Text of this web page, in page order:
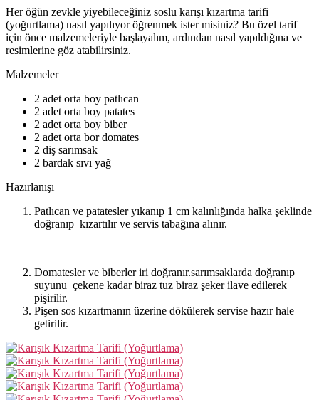
Her öğün zevkle yiyebileceğiniz soslu karışı kızartma tarifi
(yoğurtlama) nasıl yapılıyor öğrenmek ister misiniz? Bu özel tarif
için önce malzemeleriyle başlayalım, ardından nasıl yapıldığına ve
resimlerine göz atabilirsiniz.
Malzemeler
2 adet orta boy patlıcan
2 adet orta boy patates
2 adet orta boy biber
2 adet orta bor domates
2 diş sarımsak
2 bardak sıvı yağ
Hazırlanışı
Patlıcan ve patatesler yıkanıp 1 cm kalınlığında halka şeklinde
doğranıp kızartılır ve servis tabağına alınır.
Domatesler ve biberler iri doğranır.sarımsaklarda doğranıp
suyunu çekene kadar biraz tuz biraz şeker ilave edilerek
pişirilir.
Pişen sos kızartmanın üzerine dökülerek servise hazır hale
getirilir.